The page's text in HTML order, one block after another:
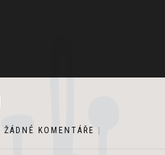
ŽÁDNÉ KOMENTÁŘE